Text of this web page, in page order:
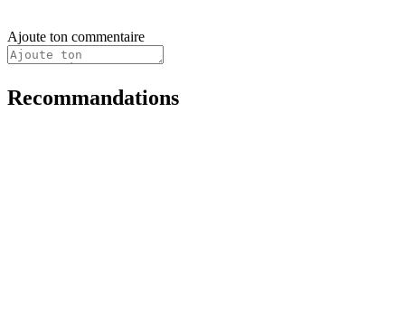
Ajoute ton commentaire
Recommandations